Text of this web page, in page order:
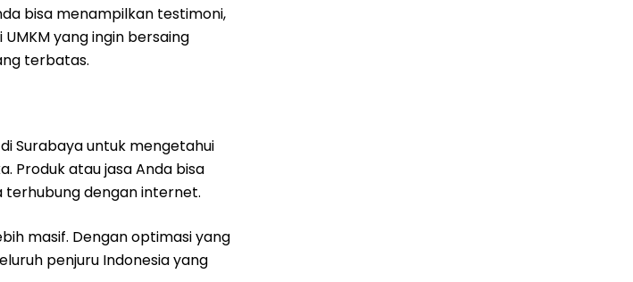
bisa menampilkan testimoni,
yang ingin bersaing
terbatas.
Surabaya untuk mengetahui
Produk atau jasa Anda bisa
terhubung dengan internet.
masif. Dengan optimasi yang
penjuru Indonesia yang